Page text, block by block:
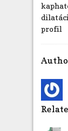
profil